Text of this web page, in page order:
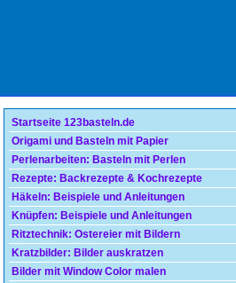
Startseite 123basteln.de
Origami und Basteln mit Papier
Perlenarbeiten: Basteln mit Perlen
Rezepte: Backrezepte & Kochrezepte
Häkeln: Beispiele und Anleitungen
Knüpfen: Beispiele und Anleitungen
Ritztechnik: Ostereier mit Bildern
Kratzbilder: Bilder auskratzen
Bilder mit Window Color malen